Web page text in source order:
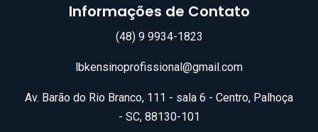
Informações de Contato
(48) 9 9934-1823
lbkensinoprofissional@gmail.com
Av. Barão do Rio Branco, 111 - sala 6 - Centro, Palhoça
- SC, 88130-101